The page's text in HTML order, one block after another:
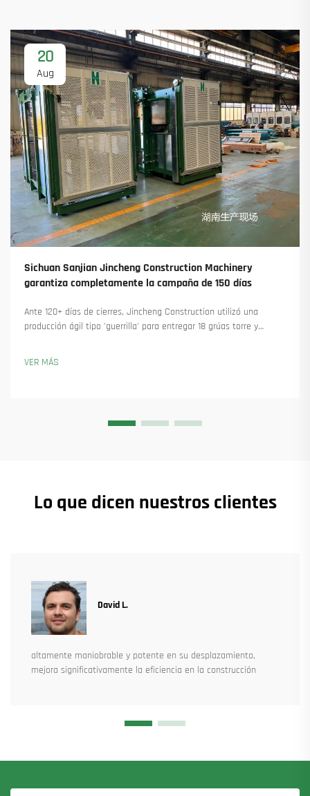
20
Aug
Sichuan Sanjian Jincheng Construction Machinery
garantiza completamente la campaña de 150 días
Ante 120+ días de cierres, Jincheng Construction utilizó una
producción ágil tipo 'guerrilla' para entregar 18 grúas torre y
la producción en marcha. Obtenga más información.
VER MÁS
Lo que dicen nuestros clientes
David L.
altamente maniobrable y potente en su desplazamiento,
mejora significativamente la eficiencia en la construcción